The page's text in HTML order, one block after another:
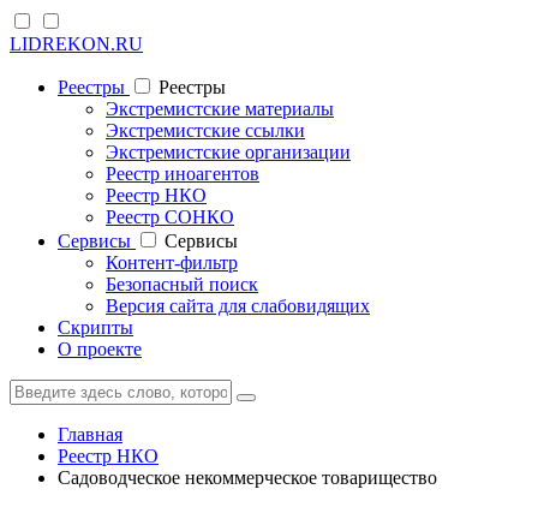
LIDREKON.RU
Реестры
Реестры
Экстремистские материалы
Экстремистские ссылки
Экстремистские организации
Реестр иноагентов
Реестр НКО
Реестр СОНКО
Cервисы
Cервисы
Контент-фильтр
Безопасный поиск
Версия сайта для слабовидящих
Скрипты
О проекте
Главная
Реестр НКО
Садоводческое некоммерческое товарищество